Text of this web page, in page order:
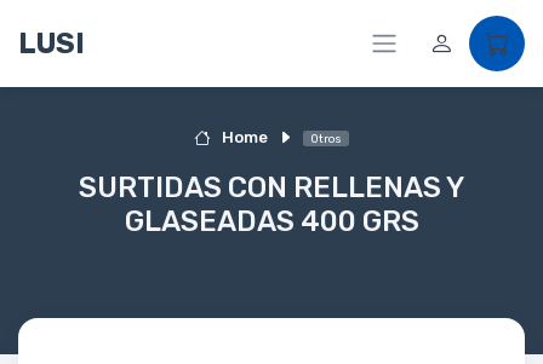
LUSI
Home Otros
SURTIDAS CON RELLENAS Y
GLASEADAS 400 GRS